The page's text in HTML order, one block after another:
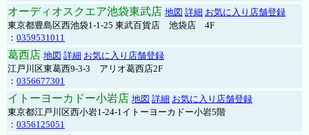
オーディオスクエア池袋東武店 地図 詳細 お気に入り店舗登録
東京都豊島区西池袋1-1-25 東武百貨店 池袋店 4F
： 0359531011
葛西店 地図 詳細 お気に入り店舗登録
江戸川区東葛西9-3-3 アリオ葛西店2F
： 0356677301
イトーヨーカドー小岩店 地図 詳細 お気に入り店舗登録
東京都江戸川区西小岩1-24-1イトーヨーカドー小岩5階
： 0356125051